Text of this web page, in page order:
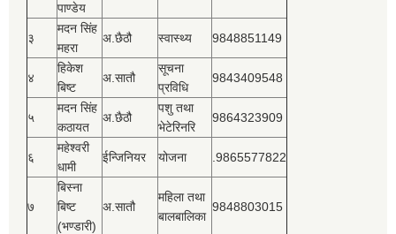
पाण्डेय
३
मदन सिंह
महरा
अ.छैठौ स्वास्थ्य 9848851149
४
हिकेश
बिष्‍ट
अ.सातौ
सूचना
प्रविधि
9843409548
५
मदन सिंह
कठायत
अ.छैठौ
पशु तथा
भेटेरिनरि
9864323909
६
महेश्‍वरी
धामी
ईन्जिनियर योजना .9865577822
७
बिस्‍ना
बिष्‍ट
(भण्डारी)
अ.सातौ
महिला तथा
बालबालिका
9848803015